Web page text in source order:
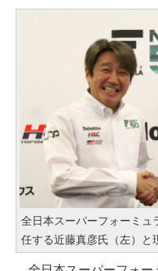
全日本スーパーフォーミュ
任する近藤真彦氏（左）と